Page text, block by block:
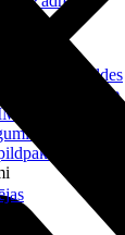
un atbildes
pārklājuma karte
tehnoloģija
un noteikumi